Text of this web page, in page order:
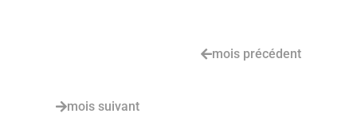
mois précédent
mois suivant